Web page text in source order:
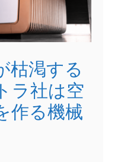
枯渇する
ラ社は空
作る機械